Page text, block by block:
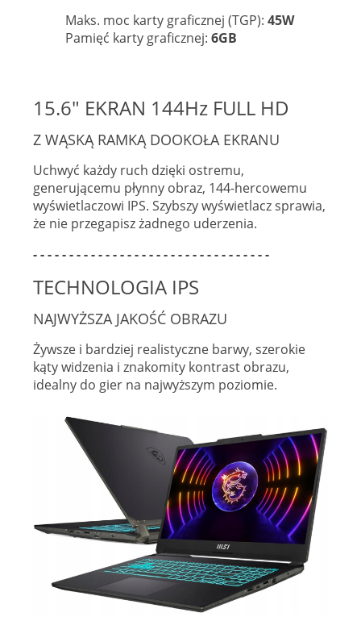
Maks. moc karty graficznej (TGP): 45W
Pamięć karty graficznej: 6GB
15.6" EKRAN 144Hz FULL HD
Z WĄSKĄ RAMKĄ DOOKOŁA EKRANU
Uchwyć każdy ruch dzięki ostremu,
generującemu płynny obraz, 144-hercowemu
wyświetlaczowi IPS. Szybszy wyświetlacz sprawia,
że nie przegapisz żadnego uderzenia.
- - - - - - - - - - - - - - - - - - - - - - - - - - - - - - - - -
TECHNOLOGIA IPS
NAJWYŻSZA JAKOŚĆ OBRAZU
Żywsze i bardziej realistyczne barwy, szerokie
kąty widzenia i znakomity kontrast obrazu,
idealny do gier na najwyższym poziomie.